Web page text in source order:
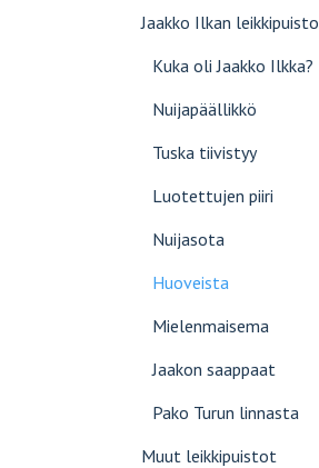
Jaakko Ilkan leikkipuisto
Kuka oli Jaakko Ilkka?
Nuijapäällikkö
Tuska tiivistyy
Luotettujen piiri
Nuijasota
Huoveista
Mielenmaisema
Jaakon saappaat
Pako Turun linnasta
Muut leikkipuistot